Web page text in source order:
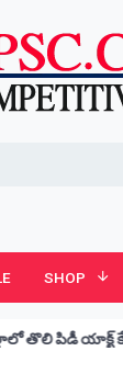
SHOP